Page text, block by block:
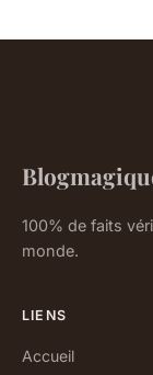
100% de faits
monde.
LIENS
Accueil